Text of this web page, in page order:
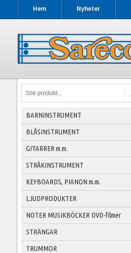
Hem Nyheter
BARNINSTRUMENT
BLÅSINSTRUMENT
GITARRER m.m.
STRÅKINSTRUMENT
KEYBOARDS, PIANON m.m.
LJUDPRODUKTER
NOTER MUSIKBÖCKER DVD-filmer
STRÄNGAR
TRUMMOR